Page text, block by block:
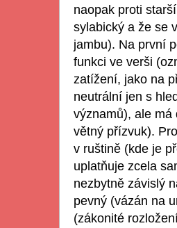
naopak proti
sylabický a že se
jambu). Na první
funkci ve verši
zatížení, jako na
neutrální jen s
významů), ale má
větný přízvuk).
v ruštině (kde je
uplatňuje zcela
nezbytně závislý
pevný (vázán na
(zákonité